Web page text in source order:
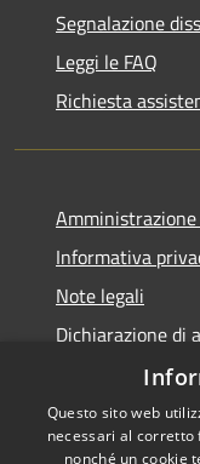
Segnalazione
Leggi le FAQ
Richiesta
Informativa
Note legali
Dichiarazione di
Questo sito web
necessari al corretto
nonché un cookie